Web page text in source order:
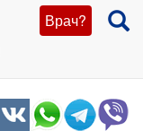
Врач?